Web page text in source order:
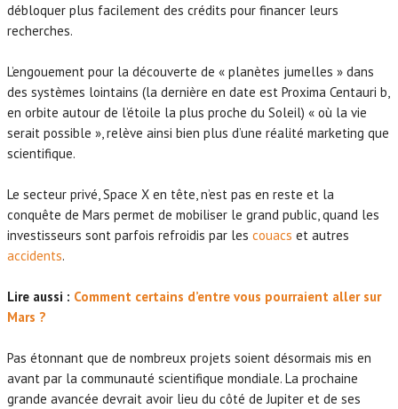
débloquer plus facilement des crédits pour financer leurs
recherches.
L’engouement pour la découverte de « planètes jumelles » dans
des systèmes lointains (la dernière en date est Proxima Centauri b,
en orbite autour de l’étoile la plus proche du Soleil) « où la vie
serait possible », relève ainsi bien plus d’une réalité marketing que
scientifique.
Le secteur privé, Space X en tête, n’est pas en reste et la
conquête de Mars permet de mobiliser le grand public, quand les
investisseurs sont parfois refroidis par les couacs et autres
accidents.
Lire aussi : Comment certains d’entre vous pourraient aller sur
Mars ?
Pas étonnant que de nombreux projets soient désormais mis en
avant par la communauté scientifique mondiale. La prochaine
grande avancée devrait avoir lieu du côté de Jupiter et de ses